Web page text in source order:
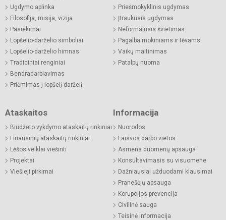
Ugdymo aplinka
Filosofija, misija, vizija
Pasiekimai
Lopšelio-darželio simboliai
Lopšelio-darželio himnas
Tradiciniai renginiai
Bendradarbiavimas
Priėmimas į lopšelį-darželį
Priešmokyklinis ugdymas
Įtraukusis ugdymas
Neformalusis švietimas
Pagalba mokiniams ir tėvams
Vaikų maitinimas
Patalpų nuoma
Ataskaitos
Biudžeto vykdymo ataskaitų rinkiniai
Finansinių ataskaitų rinkiniai
Lėšos veiklai viešinti
Projektai
Viešieji pirkimai
Informacija
Nuorodos
Laisvos darbo vietos
Asmens duomenų apsauga
Konsultavimasis su visuomene
Dažniausiai užduodami klausimai
Pranešėjų apsauga
Korupcijos prevencija
Civilinė sauga
Teisinė informacija